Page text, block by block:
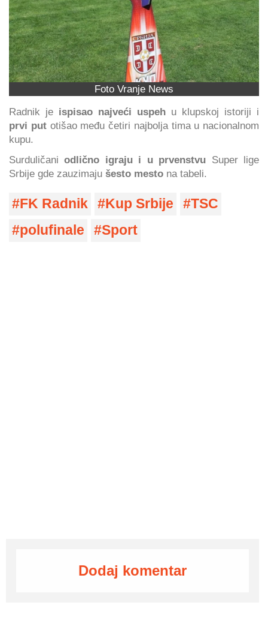
Foto Vranje News
Radnik je ispisao najveći uspeh u klupskoj istoriji i
prvi putotišao među četiri najbolja tima u nacionalnom
kupu.
Surduličaniodlično igraju i u prvenstvu Super lige
Srbije gde zauzimaju šesto mesto na tabeli.
FK Radnik Kup Srbije
TSC
polufinale
Sport
Dodaj komentar